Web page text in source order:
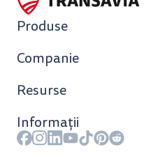
Produse
Companie
Resurse
Informații